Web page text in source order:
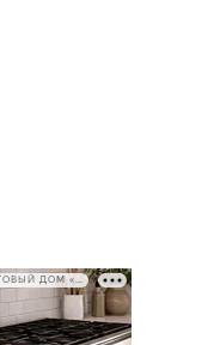
РЕКЛАМА • ООО СТРОИТЕЛЬНЫЙ ТОРГОВЫЙ ДОМ «ПЕТРОВИЧ», ИНН 7802348846